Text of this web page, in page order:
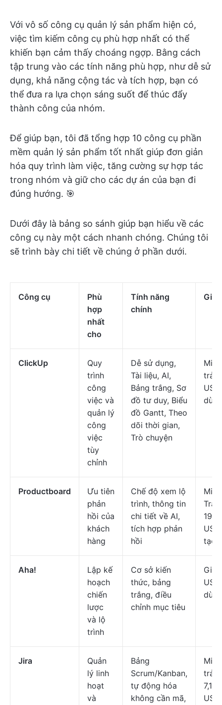
Với vô số công cụ quản lý sản phẩm hiện có,
việc tìm kiếm công cụ phù hợp nhất có thể
khiến bạn cảm thấy choáng ngợp. Bằng cách
tập trung vào các tính năng phù hợp, như dễ sử
dụng, khả năng cộng tác và tích hợp, bạn có
thể đưa ra lựa chọn sáng suốt để thúc đẩy
thành công của nhóm.
Để giúp bạn, tôi đã tổng hợp 10 công cụ phần
mềm quản lý sản phẩm tốt nhất giúp đơn giản
hóa quy trình làm việc, tăng cường sự hợp tác
trong nhóm và giữ cho các dự án của bạn đi
đúng hướng. 🎯
Dưới đây là bảng so sánh giúp bạn hiểu về các
công cụ này một cách nhanh chóng. Chúng tôi
sẽ trình bày chi tiết về chúng ở phần dưới.
Công cụ
Phù
hợp
nhất
cho
Tính năng
chính
Giá
ClickUp
Quy
trình
công
việc và
quản lý
công
việc
tùy
chỉnh
Dễ sử dụng,
Tài liệu, AI,
Bảng trắng, Sơ
đồ tư duy, Biểu
đồ Gantt, Theo
dõi thời gian,
Trò chuyện
trả
Productboard
Ưu tiên
phản
hồi của
khách
hàng
Chế độ xem lộ
trình, thông tin
chi tiết về AI,
tích hợp phản
hồi
Trả
19
tạo/
Aha!
Lập kế
hoạch
chiến
lược
và lộ
trình
Cơ sở kiến
thức, bảng
trắng, điều
chỉnh mục tiêu
Giá
Jira
Quản
lý linh
hoạt
và
Bảng
Scrum/Kanban,
tự động hóa
không cần mã,
trả
7,16